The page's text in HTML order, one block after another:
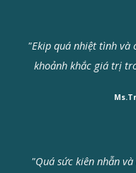
"Ekip quá nhiệt tình và
khoảnh khắc giá trị
"Quá sức kiên nhẫn